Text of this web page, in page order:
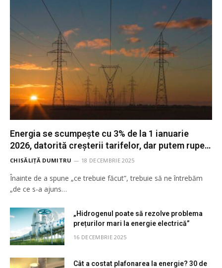
Energia se scumpește cu 3% de la 1 ianuarie
2026, datorită creșterii tarifelor, dar putem rupe
cercul!
CHISĂLIȚĂ DUMITRU 18 DECEMBRIE 2025
Înainte de a spune „ce trebuie făcut”, trebuie să ne întrebăm
„de ce s-a ajuns…
„Hidrogenul poate să rezolve problema
prețurilor mari la energie electrică”
16 DECEMBRIE 2025
Cât a costat plafonarea la energie? 30 de